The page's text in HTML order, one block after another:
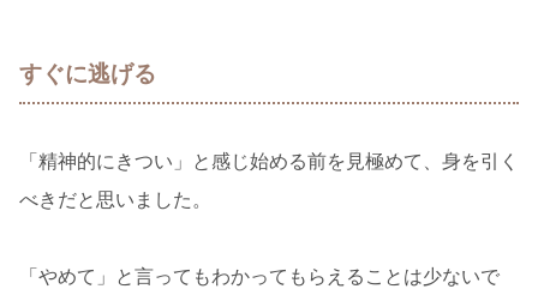
すぐに逃げる
「精神的にきつい」と感じ始める前を見極めて、身を引く
べきだと思いました。
「やめて」と言ってもわかってもらえることは少ないで